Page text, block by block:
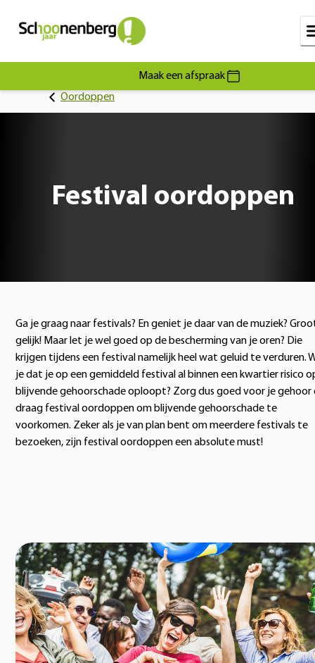
Maak een afspraak
Oordoppen
Festival oordoppen
Ga je graag naar festivals? En geniet je daar van de muziek?
gelijk! Maar let je wel goed op de bescherming van je oren? Die
krijgen tijdens een festival namelijk heel wat geluid te verduren.
je dat je op een gemiddeld festival al binnen een kwartier risico
blijvende gehoorschade oploopt? Zorg dus goed voor je gehoor
draag festival oordoppen om blijvende gehoorschade te
voorkomen. Zeker als je van plan bent om meerdere festivals te
bezoeken, zijn festival oordoppen een absolute must!